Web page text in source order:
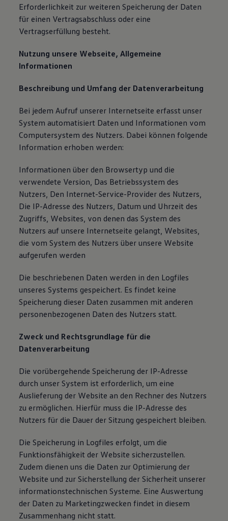
Erforderlichkeit zur weiteren Speicherung der Daten
für einen Vertragsabschluss oder eine
Vertragserfüllung besteht.
Nutzung unsere Webseite, Allgemeine
Informationen
Beschreibung und Umfang der Datenverarbeitung
Bei jedem Aufruf unserer Internetseite erfasst unser
System automatisiert Daten und Informationen vom
Computersystem des Nutzers. Dabei können folgende
Information erhoben werden:
Informationen über den Browsertyp und die
verwendete Version, Das Betriebssystem des
Nutzers, Den Internet-Service-Provider des Nutzers,
Die IP-Adresse des Nutzers, Datum und Uhrzeit des
Zugriffs, Websites, von denen das System des
Nutzers auf unsere Internetseite gelangt, Websites,
die vom System des Nutzers über unsere Website
aufgerufen werden
Die beschriebenen Daten werden in den Logfiles
unseres Systems gespeichert. Es findet keine
Speicherung dieser Daten zusammen mit anderen
personenbezogenen Daten des Nutzers statt.
Zweck und Rechtsgrundlage für die
Datenverarbeitung
Die vorübergehende Speicherung der IP-Adresse
durch unser System ist erforderlich, um eine
Auslieferung der Website an den Rechner des Nutzers
zu ermöglichen. Hierfür muss die IP-Adresse des
Nutzers für die Dauer der Sitzung gespeichert bleiben.
Die Speicherung in Logfiles erfolgt, um die
Funktionsfähigkeit der Website sicherzustellen.
Zudem dienen uns die Daten zur Optimierung der
Website und zur Sicherstellung der Sicherheit unserer
informationstechnischen Systeme. Eine Auswertung
der Daten zu Marketingzwecken findet in diesem
Zusammenhang nicht statt.